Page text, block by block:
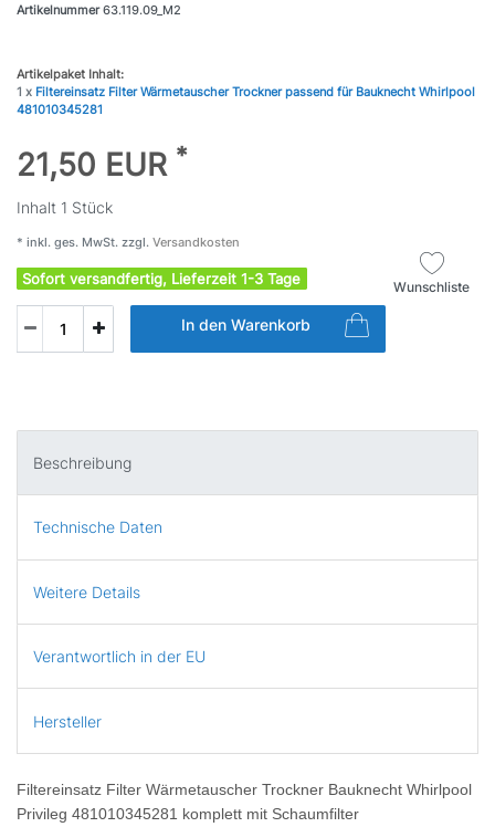
Artikelnummer63.119.09_M2
Artikelpaket Inhalt:
1 x Filtereinsatz Filter Wärmetauscher Trockner passend für Bauknecht Whirlpool
481010345281
21,50 EUR *
Inhalt 1 Stück
* inkl. ges. MwSt. zzgl. Versandkosten
Sofort versandfertig, Lieferzeit 1-3 Tage
In den Warenkorb
Wunschliste
Beschreibung
Technische Daten
Weitere Details
Verantwortlich in der EU
Hersteller
Filtereinsatz Filter Wärmetauscher Trockner Bauknecht Whirlpool
Privileg 481010345281 komplett mit Schaumfilter